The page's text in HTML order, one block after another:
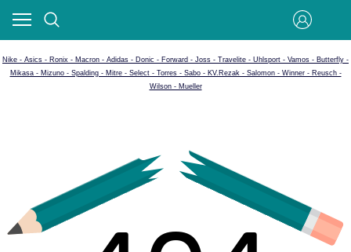
Nike - Asics - Ronix - Macron - Adidas - Donic - Forward - Joss - Travelite - Uhlsport - Vamos - Butterfly -
Mikasa - Mizuno - Spalding - Mitre - Select - Torres - Sabo - KV.Rezak - Salomon - Winner - Reusch -
Wilson - Mueller